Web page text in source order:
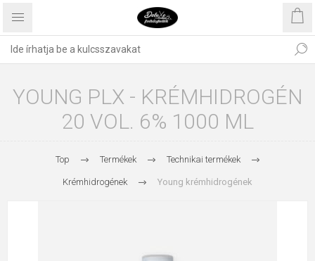
YOUNG PLX - KRÉMHIDROGÉN
20 VOL. 6% 1000 ML
Top Termékek Technikai termékek
Krémhidrogének Young krémhidrogének